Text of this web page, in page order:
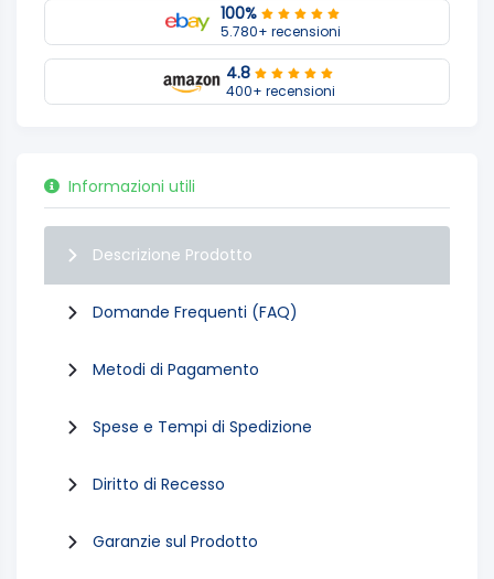
100%
5.780+ recensioni
4.8
400+ recensioni
Informazioni utili
Descrizione Prodotto
Domande Frequenti (FAQ)
Metodi di Pagamento
Spese e Tempi di Spedizione
Diritto di Recesso
Garanzie sul Prodotto